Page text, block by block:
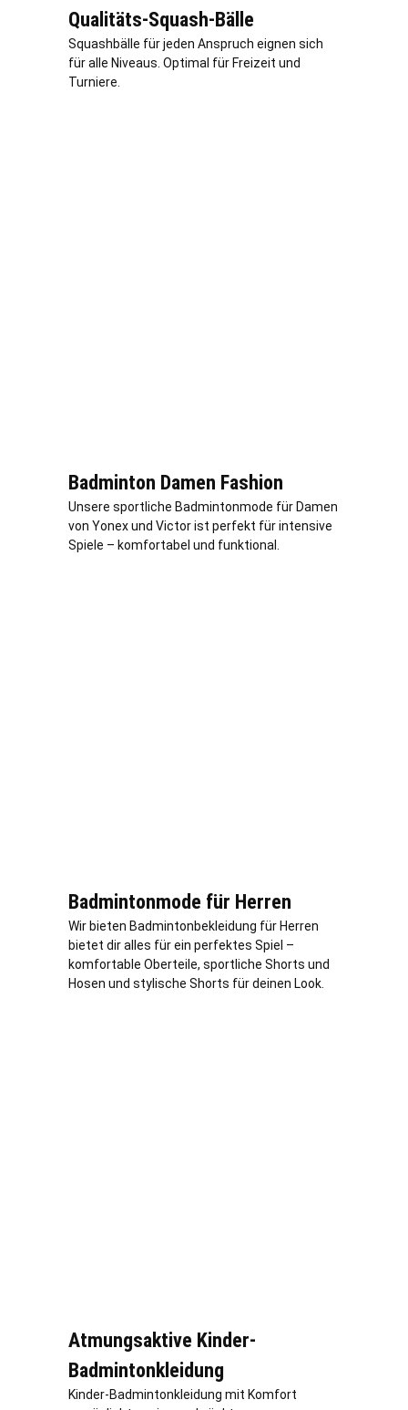
Qualitäts-Squash-Bälle
Squashbälle für jeden Anspruch eignen sich
für alle Niveaus. Optimal für Freizeit und
Turniere.
Badminton Damen Fashion
Unsere sportliche Badmintonmode für Damen
von Yonex und Victor ist perfekt für intensive
Spiele – komfortabel und funktional.
Badmintonmode für Herren
Wir bieten Badmintonbekleidung für Herren
bietet dir alles für ein perfektes Spiel –
komfortable Oberteile, sportliche Shorts und
Hosen und stylische Shorts für deinen Look.
Atmungsaktive Kinder-
Badmintonkleidung
Kinder-Badmintonkleidung mit Komfort